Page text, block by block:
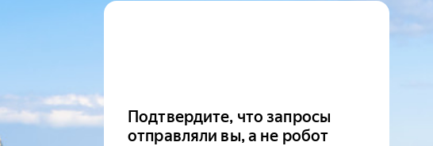
Подтвердите, что запросы
отправляли вы, а не робот